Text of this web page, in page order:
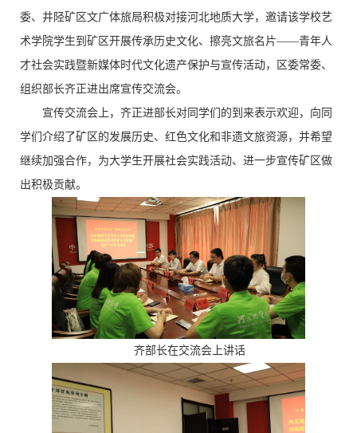
委、井陉矿区文广体旅局积极对接河北地质大学，邀请该学校艺
术学院学生到矿区开展传承历史文化、擦亮文旅名片——青年人
才社会实践暨新媒体时代文化遗产保护与宣传活动，区委常委、
组织部长齐正进出席宣传交流会。
宣传交流会上，齐正进部长对同学们的到来表示欢迎，向同
学们介绍了矿区的发展历史、红色文化和非遗文旅资源，并希望
继续加强合作，为大学生开展社会实践活动、进一步宣传矿区做
出积极贡献。
齐部长在交流会上讲话